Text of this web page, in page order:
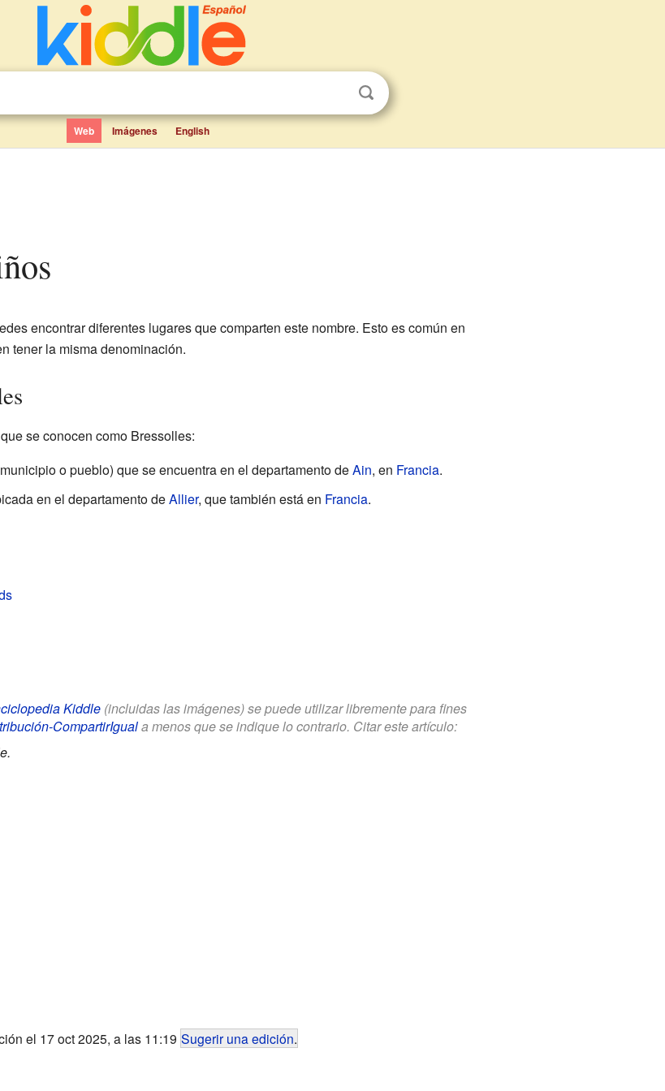
Web Imágenes English
encontrar diferentes lugares que comparten este nombre. Esto es común en
tener la misma denominación.
se conocen como Bressolles:
o pueblo) que se encuentra en el departamento deAin, en Francia.
en el departamento deAllier, que también está en Francia.
Kiddle(incluidas las imágenes) se puede utilizar libremente para fines
CompartirIguala menos que se indique lo contrario. Citar este artículo:
el 17 oct 2025, a las 11:19 Sugerir una edición.